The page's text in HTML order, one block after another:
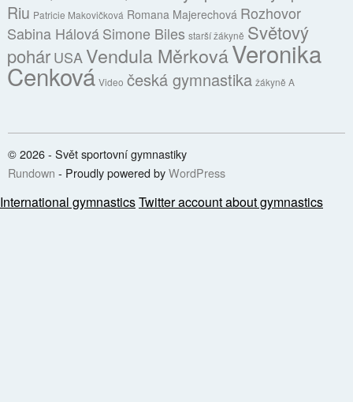
Riu Patricie Makovičková Romana Majerechová Rozhovor
Sabina HálováSimone Biles starší žákyně Světový
pohárUSA Vendula MěrkováVeronika
Cenková Video česká gymnastika žákyně A
© 2026 - Svět sportovní gymnastiky
Rundown - Proudly powered byWordPress
International gymnasticsTwitter account about gymnastics